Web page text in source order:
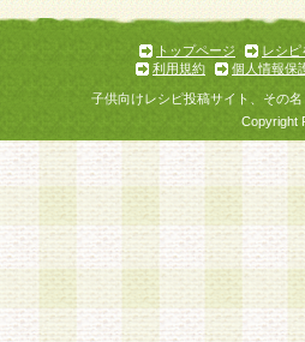
トップページ
レシピ
利用規約
個人情報保
子供向けレシピ投稿サイト、その
Copyright